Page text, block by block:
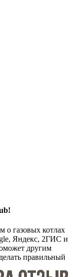
о газовых котлах
Яндекс, 2ГИС и
другим
правильный